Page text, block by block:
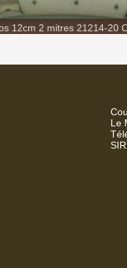
12cm 2 mitres 21214-20
Le